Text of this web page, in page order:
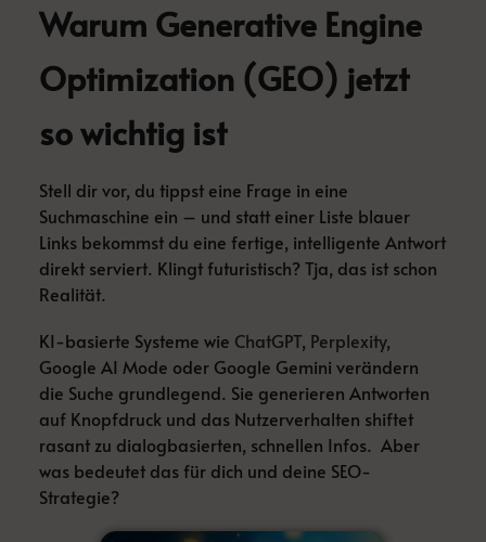
Warum Generative Engine
Optimization (GEO) jetzt
so wichtig ist
Stell dir vor, du tippst eine Frage in eine
Suchmaschine ein – und statt einer Liste blauer
Links bekommst du eine fertige, intelligente Antwort
direkt serviert. Klingt futuristisch? Tja, das ist schon
Realität.
KI-basierte Systeme wie ChatGPT, Perplexity,
Google AI Mode oder Google Gemini verändern
die Suche grundlegend. Sie generieren Antworten
auf Knopfdruck und das Nutzerverhalten shiftet
rasant zu dialogbasierten, schnellen Infos. Aber
was bedeutet das für dich und deine SEO-
Strategie?